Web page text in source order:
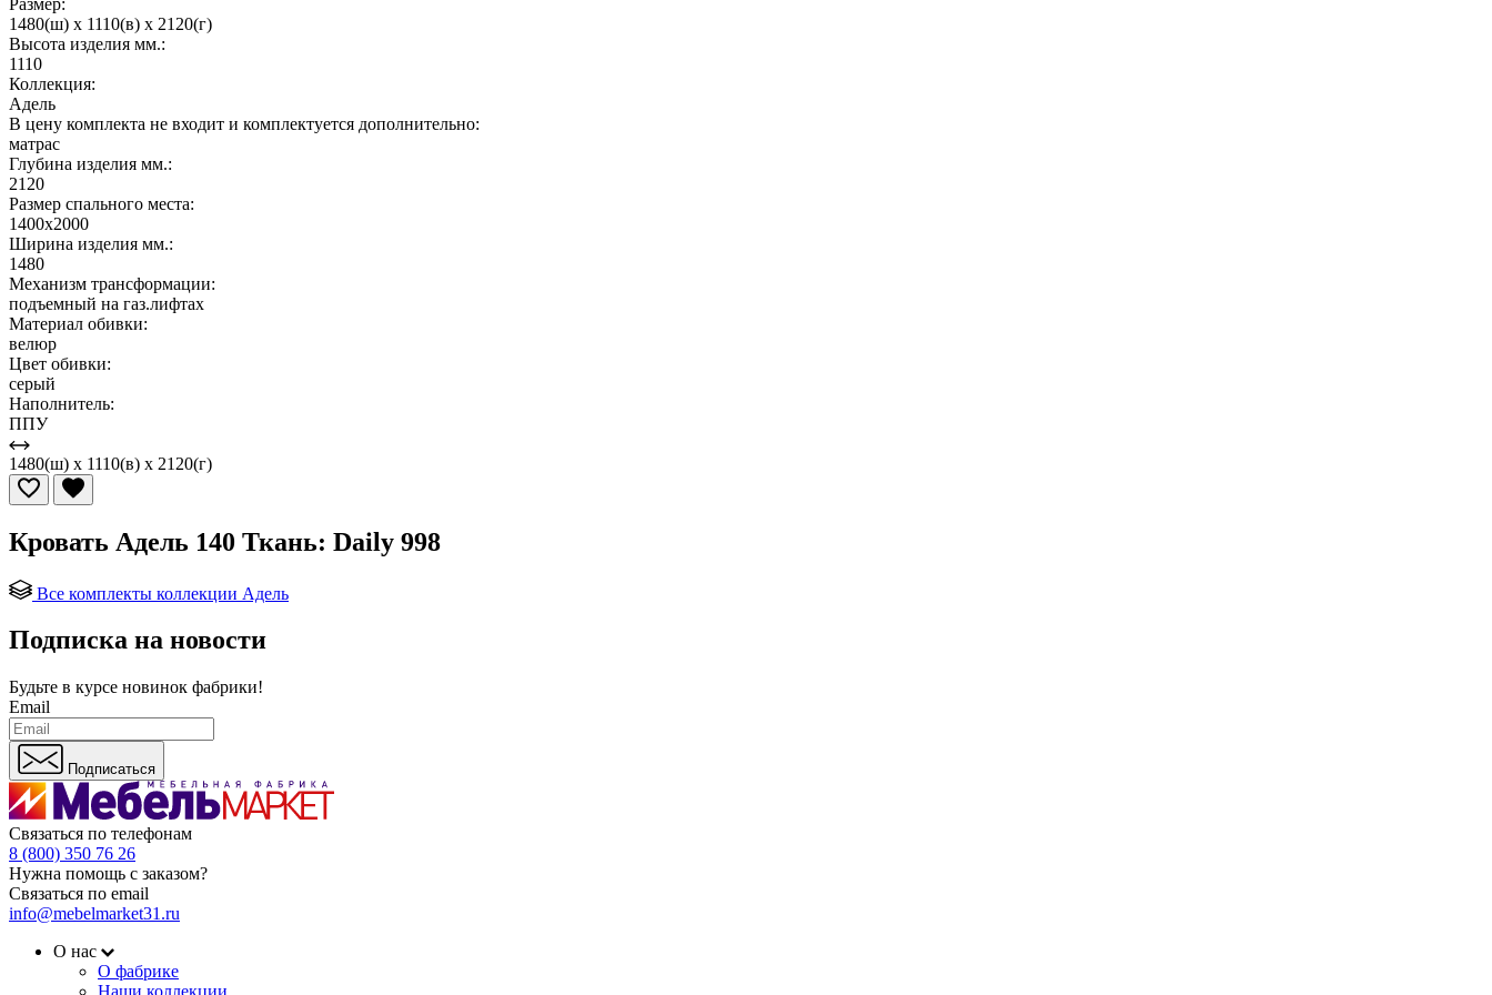
1480(ш) x 1110(в) x 2120(г)
Высота изделия мм.:
1110
Коллекция:
Адель
В цену комплекта не входит и комплектуется дополнительно:
матрас
Глубина изделия мм.:
2120
Размер спального места:
1400х2000
Ширина изделия мм.:
1480
Механизм трансформации:
подъемный на газ.лифтах
Материал обивки:
велюр
Цвет обивки:
серый
Наполнитель:
ППУ
1480(ш) x 1110(в) x 2120(г)
Кровать Адель 140 Ткань: Daily 998
Все комплекты коллекции Адель
Подписка на новости
Будьте в курсе новинок фабрики!
Email
Подписаться
Связаться по телефонам
8 (800) 350 76 26
Нужна помощь с заказом?
Связаться по email
info@mebelmarket31.ru
О нас
О фабрике